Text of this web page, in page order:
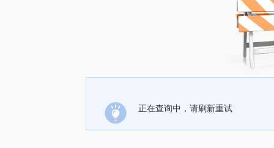
正在查询中，请刷新重试